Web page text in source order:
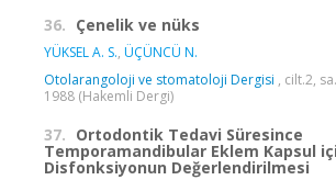
36. Çenelik ve nüks
YÜKSEL A. S., ÜÇÜNCÜ N.
Otolarangoloji ve stomatoloji Dergisi , cilt.2,
1988 (Hakemli Dergi)
37. Ortodontik Tedavi Süresince
Temporamandibular Eklem Kapsul içi
Disfonksiyonun Değerlendirilmesi